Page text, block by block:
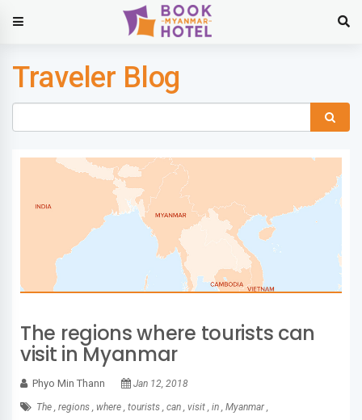
Traveler Blog
The regions where tourists can
visit in Myanmar
Phyo Min Thann Jan 12, 2018
The , regions , where , tourists , can , visit , in , Myanmar ,